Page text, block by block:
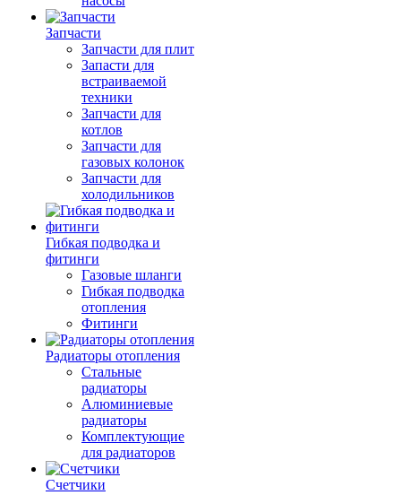
Запчасти
Запчасти для плит
Запасти для
встраиваемой
техники
Запчасти для
котлов
Запчасти для
газовых колонок
Запчасти для
холодильников
Гибкая подводка и
фитинги
Газовые шланги
Гибкая подводка
отопления
Фитинги
Радиаторы отопления
Стальные
радиаторы
Алюминиевые
радиаторы
Комплектующие
для радиаторов
Счетчики